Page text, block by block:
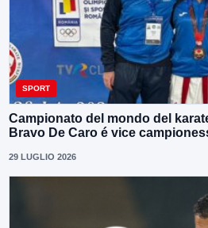
SPORT
Campionato del mondo del
Bravo De Caro é vice
29 LUGLIO 2026